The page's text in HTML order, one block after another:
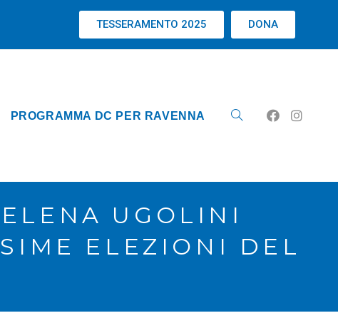
TESSERAMENTO 2025 DONA
PROGRAMMA DC PER RAVENNA
UGOLINI
ELEZIONI DEL